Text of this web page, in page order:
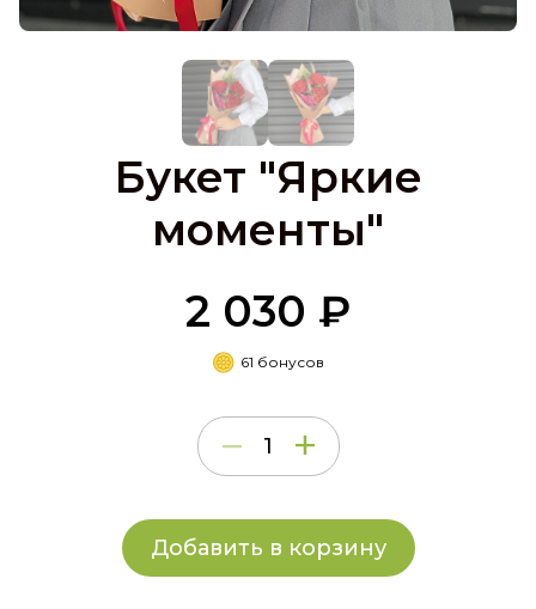
Букет "Яркие
моменты"
2 030 ₽
61 бонусов
Добавить в корзину